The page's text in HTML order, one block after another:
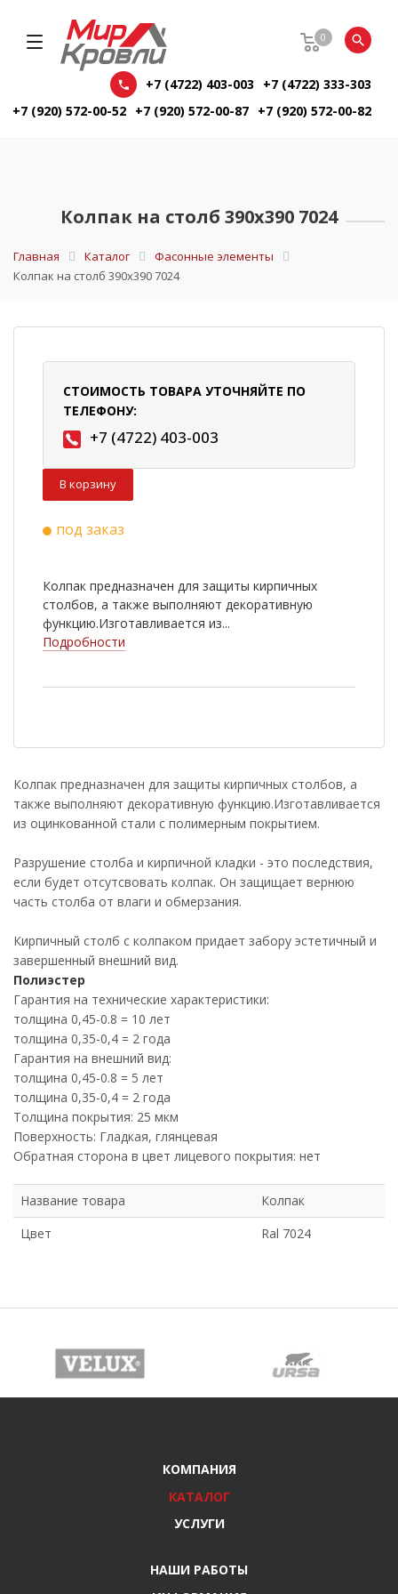
0
+7 (4722) 403-003
+7 (4722) 333-303
+7 (920) 572-00-52 +7 (920) 572-00-87 +7 (920) 572-00-82
Колпак на столб 390х390 7024
Главная Каталог
Фасонные элементы
Колпак на столб 390х390 7024
СТОИМОСТЬ ТОВАРА УТОЧНЯЙТЕ ПО
ТЕЛЕФОНУ:
+7 (4722) 403-003
В корзину
под заказ
Колпак предназначен для защиты кирпичных
столбов, а также выполняют декоративную
функцию.Изготавливается из...
Подробности
Колпак предназначен для защиты кирпичных столбов, а
также выполняют декоративную функцию.Изготавливается
из оцинкованной стали с полимерным покрытием.
Разрушение столба и кирпичной кладки - это последствия,
если будет отсутсвовать колпак. Он защищает вернюю
часть столба от влаги и обмерзания.
Кирпичный столб с колпаком придает забору эстетичный и
завершенный внешний вид.
Полиэстер
Гарантия на технические характеристики:
толщина 0,45-0.8 = 10 лет
толщина 0,35-0,4 = 2 года
Гарантия на внешний вид:
толщина 0,45-0.8 = 5 лет
толщина 0,35-0,4 = 2 года
Толщина покрытия: 25 мкм
Поверхность: Гладкая, глянцевая
Обратная сторона в цвет лицевого покрытия: нет
Название товара
Колпак
Цвет
Ral 7024
КОМПАНИЯ
КАТАЛОГ
УСЛУГИ
НАШИ РАБОТЫ